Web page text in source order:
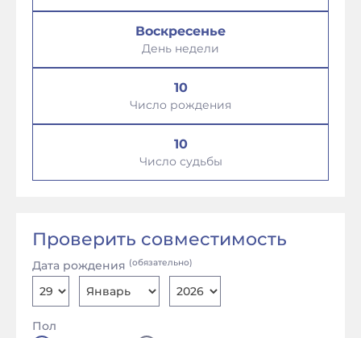
Воскресенье
День недели
10
Число рождения
10
Число судьбы
Проверить совместимость
Дата рождения (обязательно)
Пол